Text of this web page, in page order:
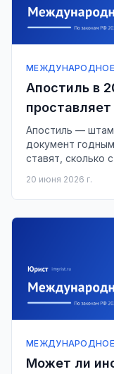
МЕЖДУНАРОДНОЕ
Апостиль в
Апостиль —
документ
ставят, сколько
20 июня 2026 г.
МЕЖДУНАРОДНОЕ
Может ли